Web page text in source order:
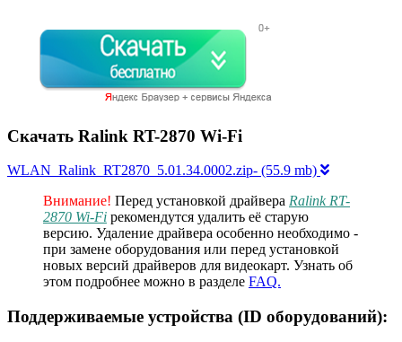
Скачать Ralink RT-2870 Wi-Fi
WLAN_Ralink_RT2870_5.01.34.0002.zip- (55.9 mb)
Внимание! Перед установкой драйвера Ralink RT-
2870 Wi-Fi рекомендутся удалить её старую
версию. Удаление драйвера особенно необходимо -
при замене оборудования или перед установкой
новых версий драйверов для видеокарт. Узнать об
этом подробнее можно в разделе FAQ.
Поддерживаемые устройства (ID оборудований):